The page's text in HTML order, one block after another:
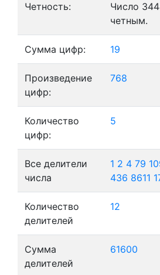
Четность:
Число
четным.
Сумма цифр: 19
Произведение
цифр:
768
Количество
цифр:
5
Все делители
числа
1 2 4 79
436 8611
Количество
делителей
12
Сумма
делителей
61600